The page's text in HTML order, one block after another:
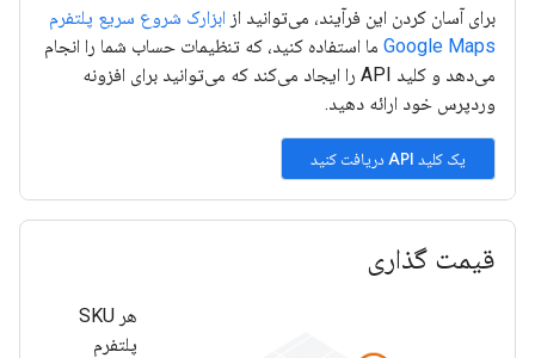
برای آسان کردن این فرآیند، می‌توانید از ابزارک شروع سریع پلتفرم
Google Maps ما استفاده کنید، که تنظیمات حساب شما را انجام
می‌دهد و کلید API را ایجاد می‌کند که می‌توانید برای افزونه
وردپرس خود ارائه دهید.
قیمت گذاری
هر SKU
پلتفرم